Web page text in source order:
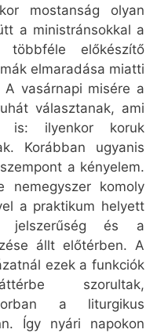
mostanság olyan
a ministránsokkal a
előkészítő
elmaradása miatti
vasárnapi misére a
választanak, ami
is: ilyenkor koruk
Korábban ugyanis
a kényelem.
nemegyszer komoly
a praktikum helyett
jelszerűség és a
állt előtérben. A
ezek a funkciók
szorultak,
a liturgikus
Így nyári napokon